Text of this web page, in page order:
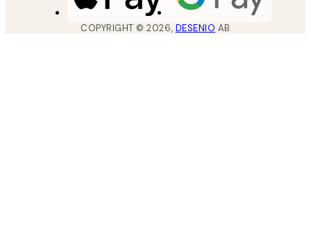
COPYRIGHT ©2026, DESENIO AB